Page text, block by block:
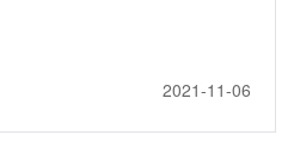
2021-11-06